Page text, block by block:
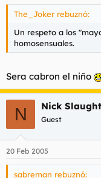
The_Joker rebuznó:
Un respeto a los
homosensuales.
Sera cabron el niño
N Nick
Guest
20 Feb 2005
sabreman rebuznó: